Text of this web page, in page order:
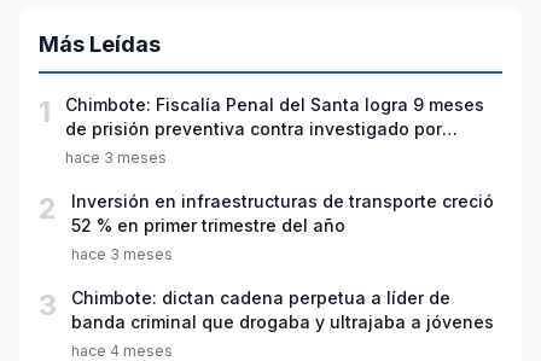
Más Leídas
1
Chimbote: Fiscalía Penal del Santa logra 9 meses
de prisión preventiva contra investigado por
violación sexual y tentativa de feminicidio
hace 3 meses
2
Inversión en infraestructuras de transporte creció
52 % en primer trimestre del año
hace 3 meses
3
Chimbote: dictan cadena perpetua a líder de
banda criminal que drogaba y ultrajaba a jóvenes
hace 4 meses